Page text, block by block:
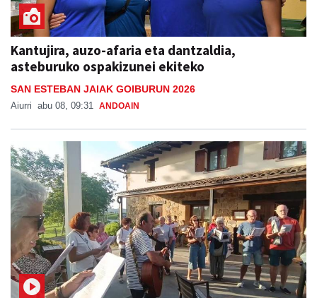
Kantujira, auzo-afaria eta dantzaldia,
asteburuko ospakizunei ekiteko
SAN ESTEBAN JAIAK GOIBURUN 2026
Aiurri abu 08, 09:31 ANDOAIN